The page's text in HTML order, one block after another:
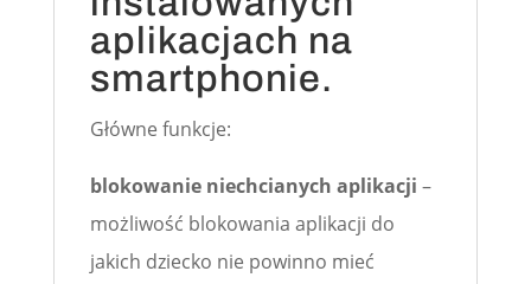
aplikacjach na
smartphonie.
Główne funkcje:
blokowanie niechcianych aplikacji –
możliwość blokowania aplikacji do
jakich dziecko nie powinno mieć